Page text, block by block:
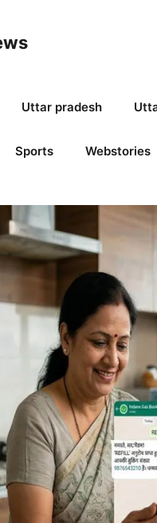
Uttar pradesh
Sports Webstories